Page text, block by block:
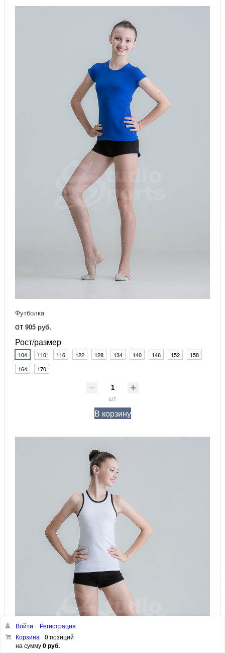
Футболка
от 905 руб.
Рост/размер
104 110 116 122 128 134 140 146 152
158
164
170
шт
В корзину
Войти
Регистрация
Корзина
0 позиций
на сумму0 руб.